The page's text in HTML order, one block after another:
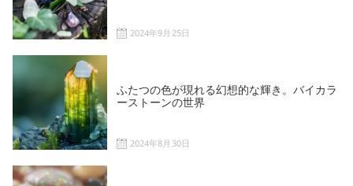
2024年9月25日
ふたつの色が現れる幻想的な輝き。バイカラ
ーストーンの世界
2024年8月30日